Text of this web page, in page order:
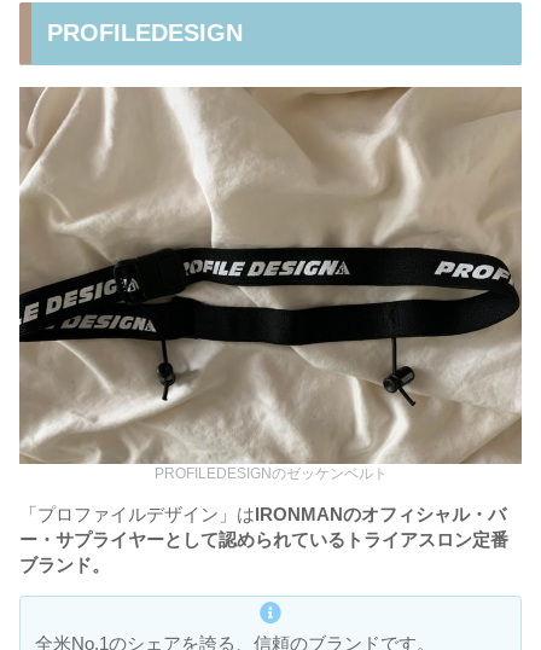
PROFILEDESIGN
PROFILEDESIGNのゼッケンベルト
「プロファイルデザイン」は IRONMANのオフィシャル・バ
ー・サプライヤーとして認められているトライアスロン定番
ブランド。
全米No.1のシェアを誇る、信頼のブランドです。